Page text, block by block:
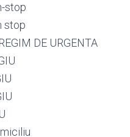
stop
stop
DE URGENTA